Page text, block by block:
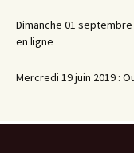
Dimanche 01
en ligne
Mercredi 19 juin 2019 :